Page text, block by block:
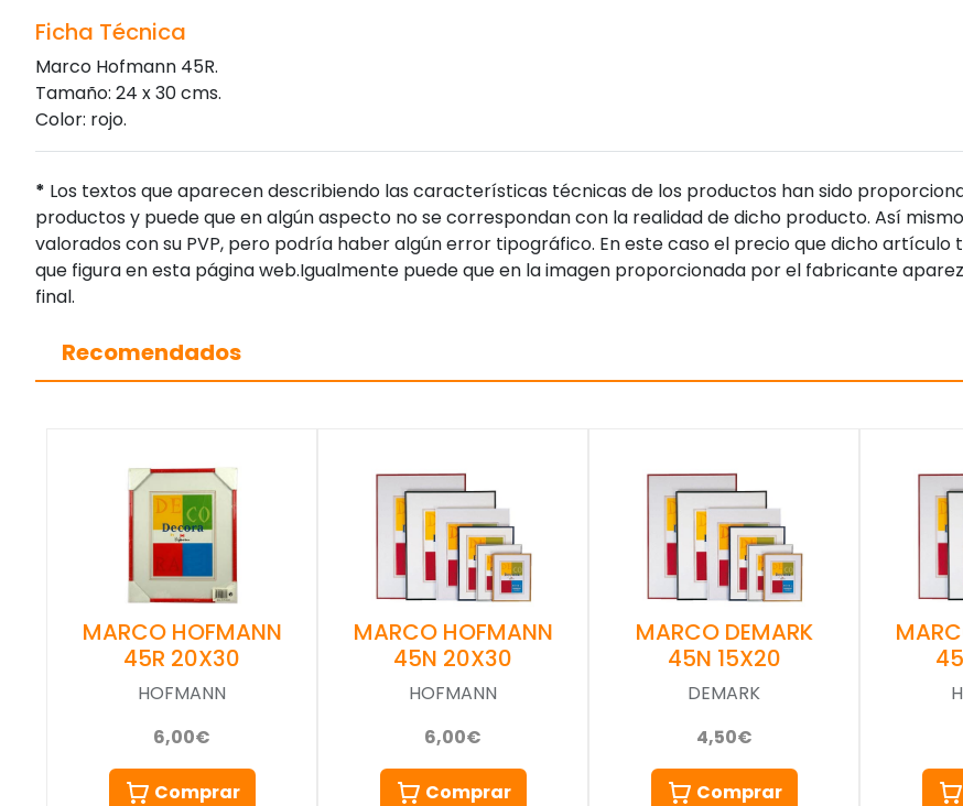
Ficha Técnica
Marco Hofmann 45R.
Tamaño: 24 x 30 cms.
Color: rojo.
* Los textos que aparecen describiendo las características técnicas de los productos han sido
productos y puede que en algún aspecto no se correspondan con la realidad de dicho producto. Así
valorados con su PVP, pero podría haber algún error tipográfico. En este caso el precio que dicho
que figura en esta página web.Igualmente puede que en la imagen proporcionada por el fabricante
final.
Recomendados
MARCO HOFMANN
45R 20X30
HOFMANN
6,00€
Comprar
MARCO HOFMANN
45N 20X30
HOFMANN
6,00€
Comprar
MARCO DEMARK
45N 15X20
DEMARK
4,50€
Comprar